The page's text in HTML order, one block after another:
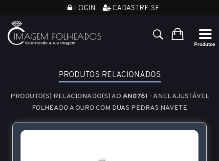
LOGIN CADASTRE-SE
PRODUTOS RELACIONADOS
PRODUTO(S) RELACIONADO(S) AO AN0761 - ANEL AJUSTÁVEL
FOLHEADO A OURO COM DUAS PEDRAS NAVETE